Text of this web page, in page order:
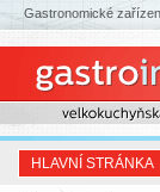
HLAVNÍ STRÁNKA
Gastronomické